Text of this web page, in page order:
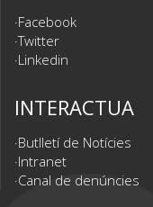
Facebook
Twitter
Linkedin
INTERACTUA
Butlletí de Notícies
Intranet
Canal de denúncies